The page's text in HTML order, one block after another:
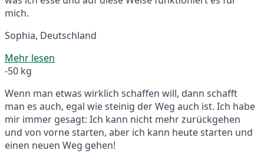
mich.
Sophia, Deutschland
Mehr lesen
-50 kg
Wenn man etwas wirklich schaffen will, dann schafft
man es auch, egal wie steinig der Weg auch ist. Ich habe
mir immer gesagt: Ich kann nicht mehr zurückgehen
und von vorne starten, aber ich kann heute starten und
einen neuen Weg gehen!